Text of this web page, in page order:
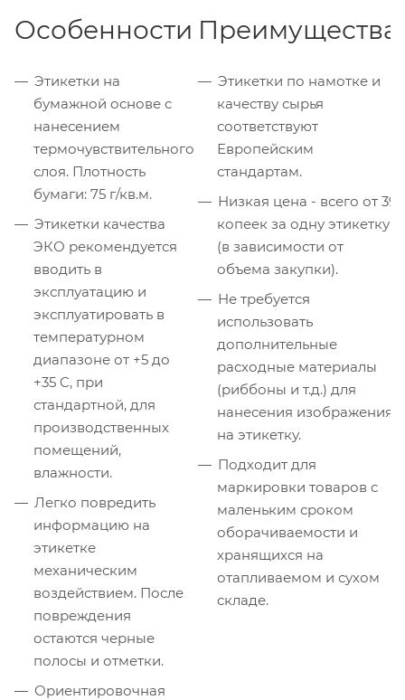
Особенности
Этикетки на
бумажной основе с
нанесением
термочувствительного
слоя. Плотность
бумаги: 75 г/кв.м.
Этикетки качества
ЭКО рекомендуется
вводить в
эксплуатацию и
эксплуатировать в
температурном
диапазоне от +5 до
+35 C, при
стандартной, для
производственных
помещений,
влажности.
Легко повредить
информацию на
этикетке
механическим
воздействием. После
повреждения
остаются черные
полосы и отметки.
Ориентировочная
Преимущества
Этикетки по намотке и
качеству сырья
соответствуют
Европейским
стандартам.
Низкая цена - всего от 39
копеек за одну этикетку
(в зависимости от
объема закупки).
Не требуется
использовать
дополнительные
расходные материалы
(риббоны и т.д.) для
нанесения изображения
на этикетку.
Подходит для
маркировки товаров с
маленьким сроком
оборачиваемости и
хранящихся на
отапливаемом и сухом
складе.